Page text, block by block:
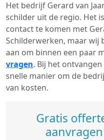
Het bedrijf Gerard van
schilder uit de regio. Het
contact te komen met
Schilderwerken, maar wij
aan om binnen een paar
vragen. Bij het
snelle manier om de
van kosten.
Gratis
aanvragen